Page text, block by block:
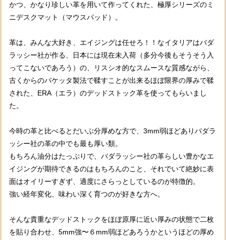
かつ、かなり珍しい革を用いて作ってくれた、極厚シリーズのミ
ニデスクマット（マウスパッド）。
革は、みんな大好き、エイジングは任せろ！！なイタリアはバダ
ラッシー社が作る、日本には現在未入荷（多分今後もそうそう入
ってこないであろう）の、リスシオ的なスムースな質感ながら、
古くからのバケッタ製法で鞣すことが出来るほぼ限界の厚みで鞣
された、ERA（エラ）のデッドストック革を使ってもらいまし
た。
今時の革と比べるとだいぶ分厚めな方で、3mm弱ほどありバダラ
ッシー社の革の中でも最も厚い類。
もちろん油分はたっぷりで、バダラッシー社の革らしい豊かなエ
イジングが期待できるのはもちろんのこと、それでいて絶妙に表
面はオイリーすぎず、適度にさらっとしているのが特徴的。
強い経年変化、味わい深く育つのが好きな方へ。
そんな貴重なデッドストックをほぼ原厚に近い厚みの状態で二枚
を貼り合わせ、5mm強〜６mm弱ほどあろうかというほどの厚め